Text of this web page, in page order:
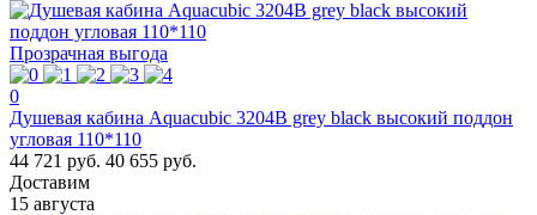
Прозрачная выгода
0
Душевая кабина Aquacubic 3204B grey black высокий поддон
угловая 110*110
44 721 руб. 40 655 руб.
Доставим
15 августа